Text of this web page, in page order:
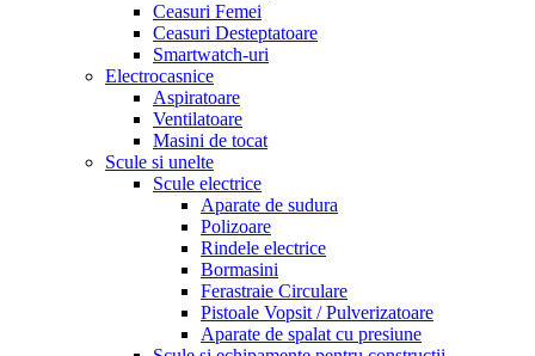
Ceasuri Femei
Ceasuri Desteptatoare
Smartwatch-uri
Electrocasnice
Aspiratoare
Ventilatoare
Masini de tocat
Scule si unelte
Scule electrice
Aparate de sudura
Polizoare
Rindele electrice
Bormasini
Ferastraie Circulare
Pistoale Vopsit / Pulverizatoare
Aparate de spalat cu presiune